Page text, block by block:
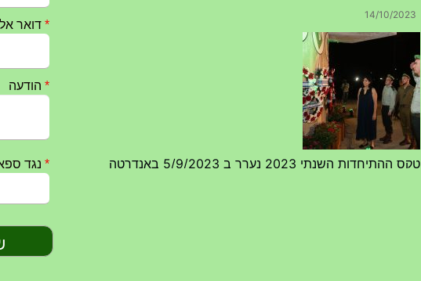
14/10/2023
טקס ההתיחדות השנתי 2023 נערך ב 5/9/2023 באנדרטה